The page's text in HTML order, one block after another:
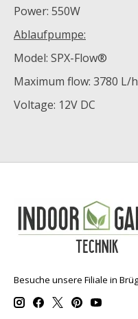
Power: 550W
Ablaufpumpe:
Model: SPX-Flow®
Maximum flow: 3780 L/
Voltage: 12V DC
Besuche unsere Filiale in